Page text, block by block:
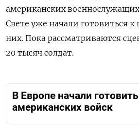
американских
Свете уже начали готовиться к
них. Пока рассматриваются
20 тысяч солдат.
В Европе начали
американских войск